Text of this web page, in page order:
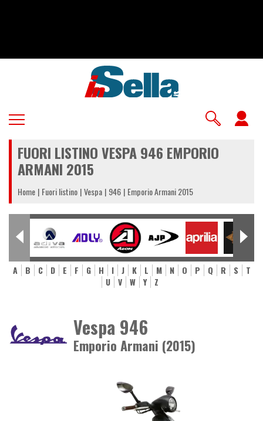
FUORI LISTINO VESPA 946 EMPORIO
ARMANI 2015
Home Fuori listino Vespa 946 Emporio Armani 2015
A B C D E F G H I J K L M N O P Q R S
T
U
V W Y Z
Vespa 946
Emporio Armani (2015)